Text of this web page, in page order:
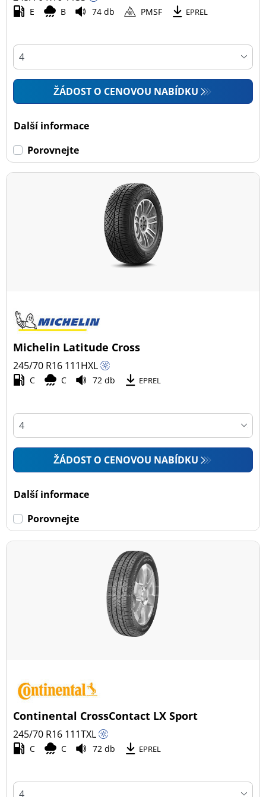
E B 74 db PMSF EPREL
ŽÁDOST O CENOVOU NABÍDKU
Další informace
Porovnejte
Michelin Latitude Cross
245/70 R16 111HXL
C C 72 db EPREL
ŽÁDOST O CENOVOU NABÍDKU
Další informace
Porovnejte
Continental CrossContact LX Sport
245/70 R16 111TXL
C C 72 db EPREL